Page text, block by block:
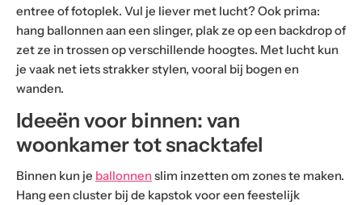
entree of fotoplek. Vul je liever met lucht? Ook prima:
hang ballonnen aan een slinger, plak ze op een backdrop of
zet ze in trossen op verschillende hoogtes. Met lucht kun
je vaak net iets strakker stylen, vooral bij bogen en
wanden.
Ideeën voor binnen: van
woonkamer tot snacktafel
Binnen kun je ballonnen slim inzetten om zones te maken.
Hang een cluster bij de kapstok voor een feestelijk